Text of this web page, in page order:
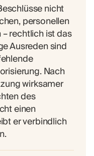
nicht
personellen
rechtlich ist das
Ausreden sind
Nach
wirksamer
des
einen
er verbindlich